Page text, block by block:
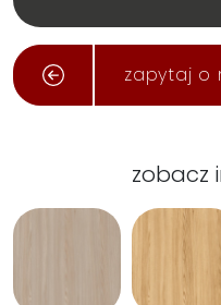
zapytaj o
zobacz